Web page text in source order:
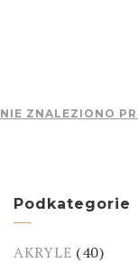
NIE ZNALEZIONO
Podkategorie
AKRYLE (40)